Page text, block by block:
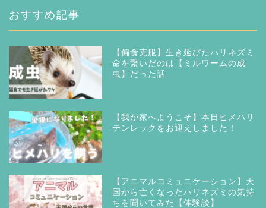
おすすめ記事
【偏食克服】生き延びたハリネズミ
命を繋いだのは【ミルワームの成
虫】だった話
【我が家へようこそ】本日ヒメハリ
テンレックをお迎えしました！
【アニマルコミュニケーション】天
国から亡くなったハリネズミの気持
ちを聞いてみた【体験談】